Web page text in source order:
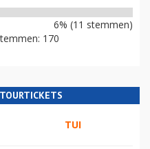
6% (11 stemmen)
170
TUI